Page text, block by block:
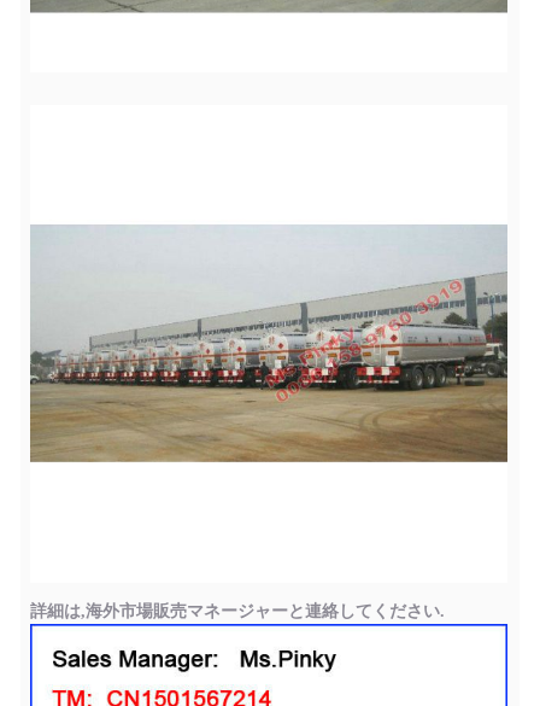
詳細は,海外市場販売マネージャーと連絡してください.